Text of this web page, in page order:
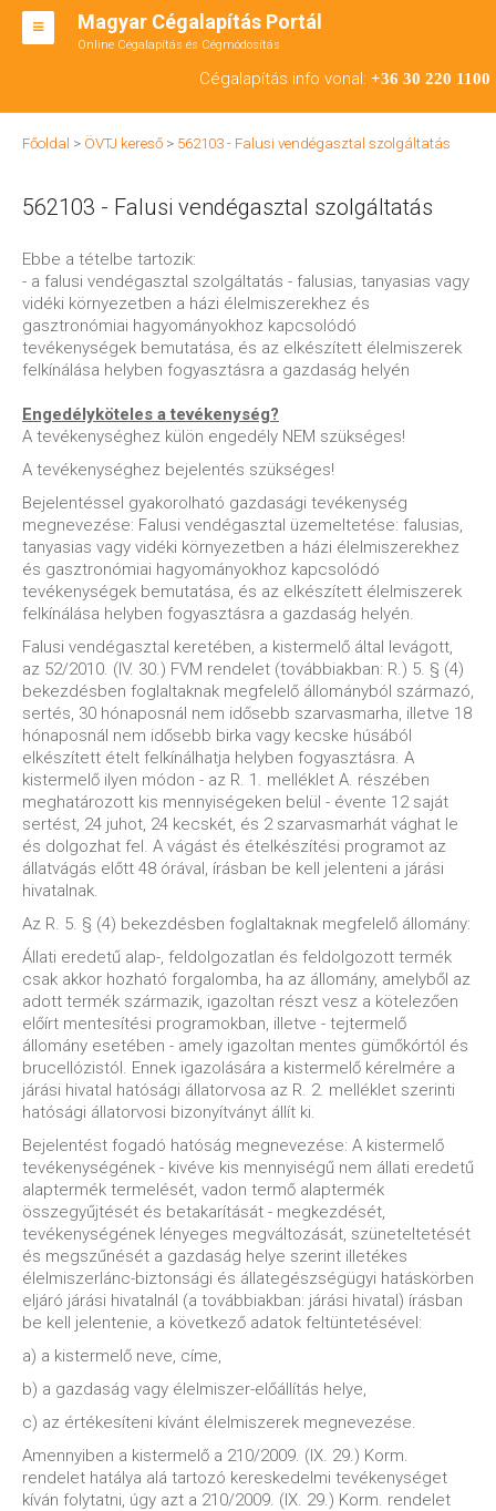
Magyar Cégalapítás Portál
Online Cégalapítás és Cégmódosítás
Cégalapítás info vonal: +36 30 220 1100
BT ALAPÍTÁS
CÉGMÓDOSÍTÁS
ÁTALAKULÁS
TEÁOR SZÁMOK '08
ENGEDÉLYKÖTELES
IRODÁK
Főoldal > ÖVTJ kereső > 562103 - Falusi vendégasztal szolgáltatás
562103 - Falusi vendégasztal szolgáltatás
Ebbe a tételbe tartozik:
- a falusi vendégasztal szolgáltatás - falusias, tanyasias vagy
vidéki környezetben a házi élelmiszerekhez és
gasztronómiai hagyományokhoz kapcsolódó
tevékenységek bemutatása, és az elkészített élelmiszerek
felkínálása helyben fogyasztásra a gazdaság helyén
Engedélyköteles a tevékenység?
A tevékenységhez külön engedély NEM szükséges!
A tevékenységhez bejelentés szükséges!
Bejelentéssel gyakorolható gazdasági tevékenység
megnevezése: Falusi vendégasztal üzemeltetése: falusias,
tanyasias vagy vidéki környezetben a házi élelmiszerekhez
és gasztronómiai hagyományokhoz kapcsolódó
tevékenységek bemutatása, és az elkészített élelmiszerek
felkínálása helyben fogyasztásra a gazdaság helyén.
Falusi vendégasztal keretében, a kistermelő által levágott,
az 52/2010. (IV. 30.) FVM rendelet (továbbiakban: R.) 5. § (4)
bekezdésben foglaltaknak megfelelő állományból származó,
sertés, 30 hónaposnál nem idősebb szarvasmarha, illetve 18
hónaposnál nem idősebb birka vagy kecske húsából
elkészített ételt felkínálhatja helyben fogyasztásra. A
kistermelő ilyen módon - az R. 1. melléklet A. részében
meghatározott kis mennyiségeken belül - évente 12 saját
sertést, 24 juhot, 24 kecskét, és 2 szarvasmarhát vághat le
és dolgozhat fel. A vágást és ételkészítési programot az
állatvágás előtt 48 órával, írásban be kell jelenteni a járási
hivatalnak.
Az R. 5. § (4) bekezdésben foglaltaknak megfelelő állomány:
Állati eredetű alap-, feldolgozatlan és feldolgozott termék
csak akkor hozható forgalomba, ha az állomány, amelyből az
adott termék származik, igazoltan részt vesz a kötelezően
előírt mentesítési programokban, illetve - tejtermelő
állomány esetében - amely igazoltan mentes gümőkórtól és
brucellózistól. Ennek igazolására a kistermelő kérelmére a
járási hivatal hatósági állatorvosa az R. 2. melléklet szerinti
hatósági állatorvosi bizonyítványt állít ki.
Bejelentést fogadó hatóság megnevezése: A kistermelő
tevékenységének - kivéve kis mennyiségű nem állati eredetű
alaptermék termelését, vadon termő alaptermék
összegyűjtését és betakarítását - megkezdését,
tevékenységének lényeges megváltozását, szüneteltetését
és megszűnését a gazdaság helye szerint illetékes
élelmiszerlánc-biztonsági és állategészségügyi hatáskörben
eljáró járási hivatalnál (a továbbiakban: járási hivatal) írásban
be kell jelentenie, a következő adatok feltüntetésével:
a) a kistermelő neve, címe,
b) a gazdaság vagy élelmiszer-előállítás helye,
c) az értékesíteni kívánt élelmiszerek megnevezése.
Amennyiben a kistermelő a 210/2009. (IX. 29.) Korm.
rendelet hatálya alá tartozó kereskedelmi tevékenységet
kíván folytatni, úgy azt a 210/2009. (IX. 29.) Korm. rendelet